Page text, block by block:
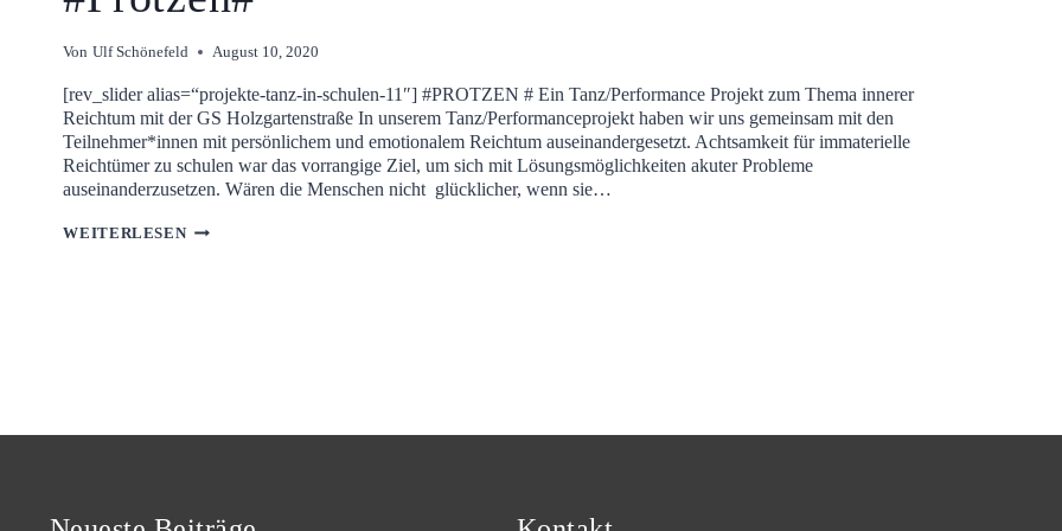
Von Ulf Schönefeld August 10, 2020
[rev_slider alias=“projekte-tanz-in-schulen-11″] #PROTZEN # Ein Tanz/Performance Projekt zum Thema innerer
Reichtum mit der GS Holzgartenstraße In unserem Tanz/Performanceprojekt haben wir uns gemeinsam mit den
Teilnehmer*innen mit persönlichem und emotionalem Reichtum auseinandergesetzt. Achtsamkeit für immaterielle
Reichtümer zu schulen war das vorrangige Ziel, um sich mit Lösungsmöglichkeiten akuter Probleme
auseinanderzusetzen. Wären die Menschen nicht glücklicher, wenn sie…
WEITERLESEN#PROTZEN#